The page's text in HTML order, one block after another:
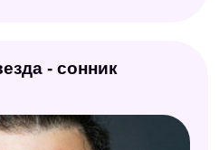
- сонник